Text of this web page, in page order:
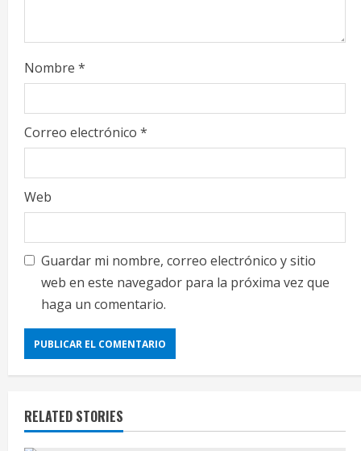
Nombre *
Correo electrónico *
Web
Guardar mi nombre, correo electrónico y sitio
web en este navegador para la próxima vez que
haga un comentario.
RELATED STORIES